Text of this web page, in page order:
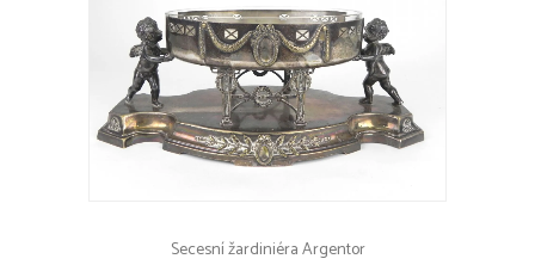
Secesní žardiniéra Argentor